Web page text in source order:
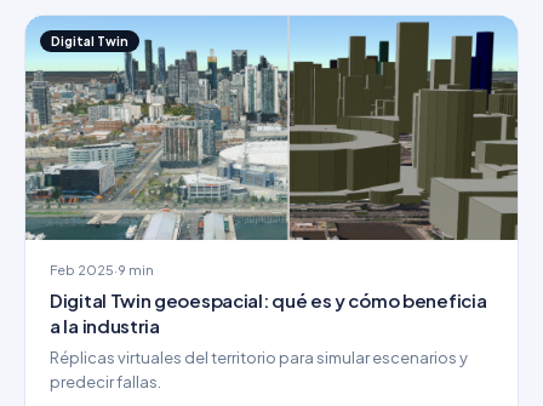
Digital Twin
Feb 2025·9 min
Digital Twin geoespacial: qué es y cómo beneficia
a la industria
Réplicas virtuales del territorio para simular escenarios y
predecir fallas.